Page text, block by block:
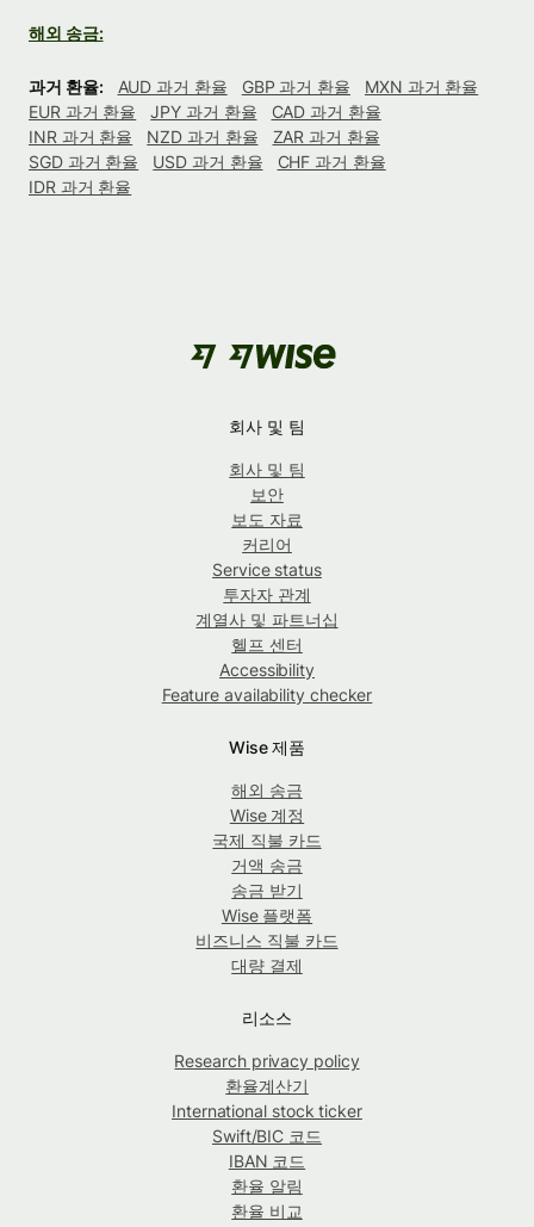
해외 송금:
과거 환율: AUD 과거 환율 GBP 과거 환율
MXN 과거 환율
EUR 과거 환율
JPY 과거 환율
CAD 과거 환율
INR 과거 환율
NZD 과거 환율
ZAR 과거 환율
SGD 과거 환율
USD 과거 환율
CHF 과거 환율
IDR 과거 환율
회사 및 팀
회사 및 팀
보안
보도 자료
커리어
Service status
투자자 관계
계열사 및 파트너십
헬프 센터
Accessibility
Feature availability checker
Wise 제품
해외 송금
Wise 계정
국제 직불 카드
거액 송금
송금 받기
Wise 플랫폼
비즈니스 직불 카드
대량 결제
리소스
Research privacy policy
환율계산기
International stock ticker
Swift/BIC 코드
IBAN 코드
환율 알림
환율 비교